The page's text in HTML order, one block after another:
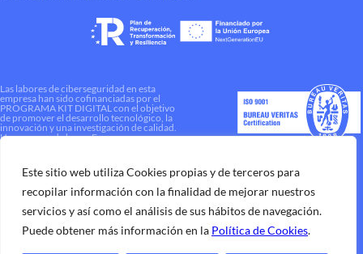
Este sitio web utiliza Cookies propias y de terceros para
recopilar información con la finalidad de mejorar nuestros
servicios y así como el análisis de sus hábitos de navegación.
Puede obtener más información en la Política de Cookies.
Las labores de ciberseguridad en esta
empresa han sido cofinanciadas por el
PROGRAMA KIT DIGITAL con el objetivo
de promover el desarrollo tecnológico, la
innovación y una investigación de calidad.
Una manera de hacer Europa